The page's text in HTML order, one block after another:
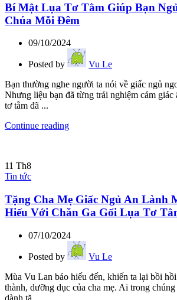
Bí Mật Lụa Tơ Tằm Giúp Bạn
Chúa Mỗi Đêm
09/10/2024
Posted by
Vu Le
Bạn thường nghe người ta nói về giấc ngủ
Nhưng liệu bạn đã từng trải nghiệm cảm
tơ tằm đã ...
Continue reading
11 Th8
Tin tức
Tặng Cha Mẹ Giấc Ngủ An Lành
Hiếu Với Chăn Ga Gối Lụa Tơ
07/10/2024
Posted by
Vu Le
Mùa Vu Lan báo hiếu đến, khiến ta lại bồi
thành, dưỡng dục của cha mẹ. Ai trong
dành tặ...